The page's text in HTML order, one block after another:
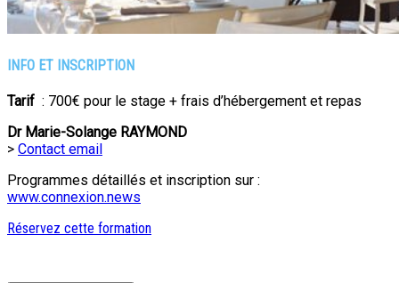
INFO ET INSCRIPTION
Tarif : 700€ pour le stage + frais d’hébergement et repas
Dr Marie-Solange RAYMOND
> Contact email
Programmes détaillés et inscription sur :
www.connexion.news
Réservez cette formation